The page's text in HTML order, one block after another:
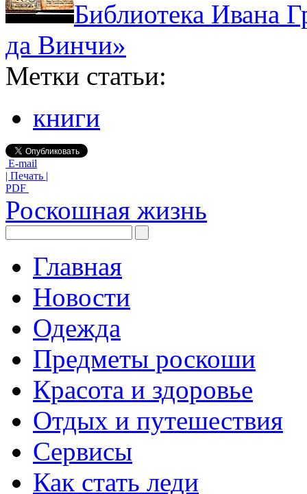
Библиотека Ивана
да Винчи»
Метки статьи:
книги
E-mail
| Печать |
PDF
Роскошная жизнь
Главная
Новости
Одежда
Предметы роскоши
Красота и здоровье
Отдых и путешествия
Сервисы
Как стать леди